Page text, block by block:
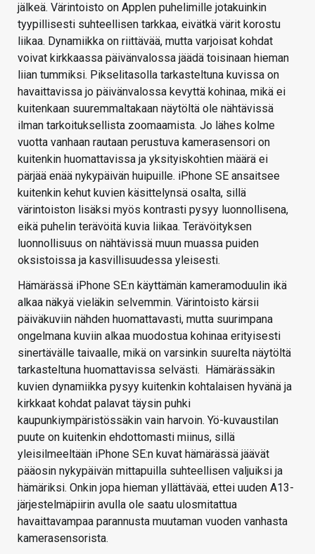
jälkeä. Värintoisto on Applen puhelimille jotakuinkin
tyypillisesti suhteellisen tarkkaa, eivätkä värit korostu
liikaa. Dynamiikka on riittävää, mutta varjoisat kohdat
voivat kirkkaassa päivänvalossa jäädä toisinaan hieman
liian tummiksi. Pikselitasolla tarkasteltuna kuvissa on
havaittavissa jo päivänvalossa kevyttä kohinaa, mikä ei
kuitenkaan suuremmaltakaan näytöltä ole nähtävissä
ilman tarkoituksellista zoomaamista. Jo lähes kolme
vuotta vanhaan rautaan perustuva kamerasensori on
kuitenkin huomattavissa ja yksityiskohtien määrä ei
pärjää enää nykypäivän huipuille. iPhone SE ansaitsee
kuitenkin kehut kuvien käsittelynsä osalta, sillä
värintoiston lisäksi myös kontrasti pysyy luonnollisena,
eikä puhelin terävöitä kuvia liikaa. Terävöityksen
luonnollisuus on nähtävissä muun muassa puiden
oksistoissa ja kasvillisuudessa yleisesti.
Hämärässä iPhone SE:n käyttämän kameramoduulin ikä
alkaa näkyä vieläkin selvemmin. Värintoisto kärsii
päiväkuviin nähden huomattavasti, mutta suurimpana
ongelmana kuviin alkaa muodostua kohinaa erityisesti
sinertävälle taivaalle, mikä on varsinkin suurelta näytöltä
tarkasteltuna huomattavissa selvästi. Hämärässäkin
kuvien dynamiikka pysyy kuitenkin kohtalaisen hyvänä ja
kirkkaat kohdat palavat täysin puhki
kaupunkiympäristössäkin vain harvoin. Yö-kuvaustilan
puute on kuitenkin ehdottomasti miinus, sillä
yleisilmeeltään iPhone SE:n kuvat hämärässä jäävät
pääosin nykypäivän mittapuilla suhteellisen valjuiksi ja
hämäriksi. Onkin jopa hieman yllättävää, ettei uuden A13-
järjestelmäpiirin avulla ole saatu ulosmitattua
havaittavampaa parannusta muutaman vuoden vanhasta
kamerasensorista.